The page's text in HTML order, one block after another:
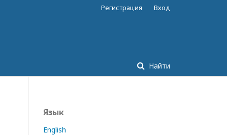
Найти
Регистрация Вход
Язык
English